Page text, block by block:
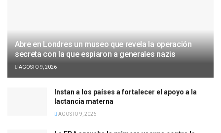
Abre en Londres un museo que revela la operación
secreta con la que espiaron a generales nazis
AGOSTO 9, 2026
Instan a los países a fortalecer el apoyo a la
lactancia materna
AGOSTO 9, 2026